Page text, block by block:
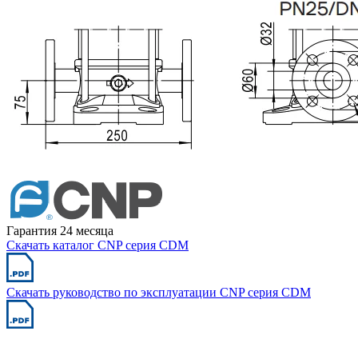
Гарантия 24 месяца
Скачать каталог CNP серия CDM
Скачать руководство по эксплуатации CNP серия CDM